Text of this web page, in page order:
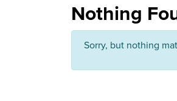
Nothing
Sorry, but nothing